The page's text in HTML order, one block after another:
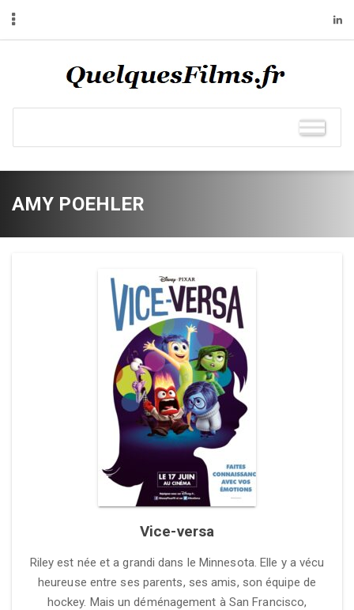
AMY POEHLER
Vice-versa
Riley est née et a grandi dans le Minnesota. Elle y a vécu
heureuse entre ses parents, ses amis, son équipe de
hockey. Mais un déménagement à San Francisco,